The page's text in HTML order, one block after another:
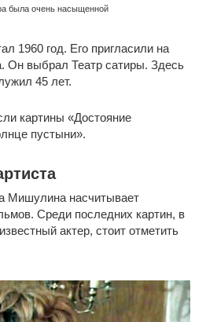
была очень насыщенной
1960 год. Его пригласили на
Он выбрал Театр сатиры. Здесь
45 лет.
картины «Достояние
пустыни».
Мишулина насчитывает
Среди последних картин, в
актер, стоит отметить